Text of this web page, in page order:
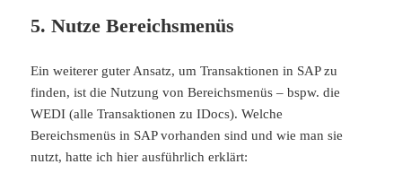
5. Nutze Bereichsmenüs
Ein weiterer guter Ansatz, um Transaktionen in SAP zu
finden, ist die Nutzung von Bereichsmenüs – bspw. die
WEDI (alle Transaktionen zu IDocs). Welche
Bereichsmenüs in SAP vorhanden sind und wie man sie
nutzt, hatte ich hier ausführlich erklärt: